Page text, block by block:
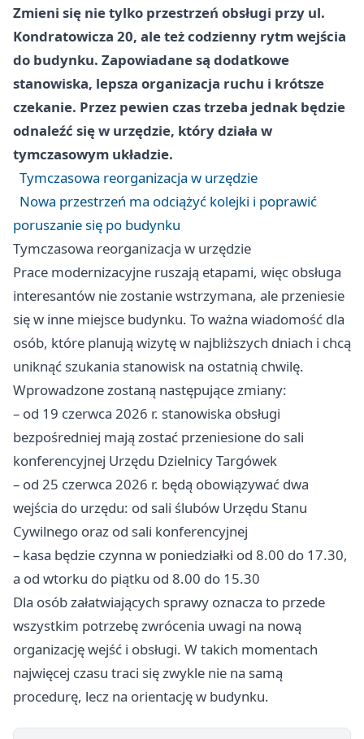
Zmieni się nie tylko przestrzeń obsługi przy ul.
Kondratowicza 20, ale też codzienny rytm wejścia
do budynku. Zapowiadane są dodatkowe
stanowiska, lepsza organizacja ruchu i krótsze
czekanie. Przez pewien czas trzeba jednak będzie
odnaleźć się w urzędzie, który działa w
tymczasowym układzie.
Tymczasowa reorganizacja w urzędzie
Nowa przestrzeń ma odciążyć kolejki i poprawić
poruszanie się po budynku
Tymczasowa reorganizacja w urzędzie
Prace modernizacyjne ruszają etapami, więc obsługa
interesantów nie zostanie wstrzymana, ale przeniesie
się w inne miejsce budynku. To ważna wiadomość dla
osób, które planują wizytę w najbliższych dniach i chcą
uniknąć szukania stanowisk na ostatnią chwilę.
Wprowadzone zostaną następujące zmiany:
– od 19 czerwca 2026 r. stanowiska obsługi
bezpośredniej mają zostać przeniesione do sali
konferencyjnej Urzędu Dzielnicy Targówek
– od 25 czerwca 2026 r. będą obowiązywać dwa
wejścia do urzędu: od sali ślubów Urzędu Stanu
Cywilnego oraz od sali konferencyjnej
– kasa będzie czynna w poniedziałki od 8.00 do 17.30,
a od wtorku do piątku od 8.00 do 15.30
Dla osób załatwiających sprawy oznacza to przede
wszystkim potrzebę zwrócenia uwagi na nową
organizację wejść i obsługi. W takich momentach
najwięcej czasu traci się zwykle nie na samą
procedurę, lecz na orientację w budynku.